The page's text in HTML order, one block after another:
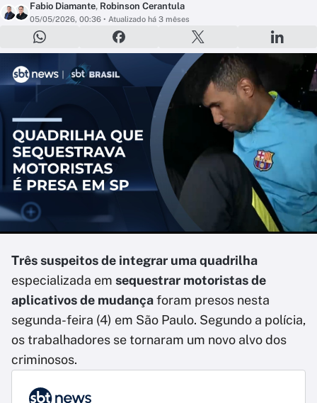
Fabio Diamante, Robinson Cerantula
05/05/2026, 00:36 • Atualizado há 3 mêses
Três suspeitos de integrar uma quadrilha
especializada em sequestrar motoristas de
aplicativos de mudançaforam presos nesta
segunda-feira (4) em São Paulo. Segundo a polícia,
os trabalhadores se tornaram um novo alvo dos
criminosos.